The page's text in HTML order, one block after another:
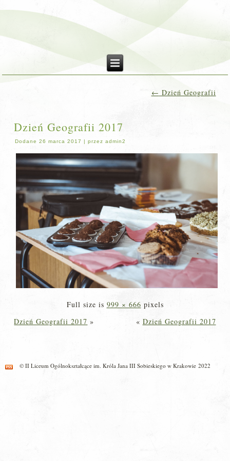
← Dzień Geografii
Dzień Geografii 2017
Dodane 26 marca 2017 |przez admin2
Full size is 999 × 666 pixels
Dzień Geografii 2017 » « Dzień Geografii 2017
© II Liceum Ogólnokształcące im. Króla Jana III Sobieskiego w Krakowie 2022